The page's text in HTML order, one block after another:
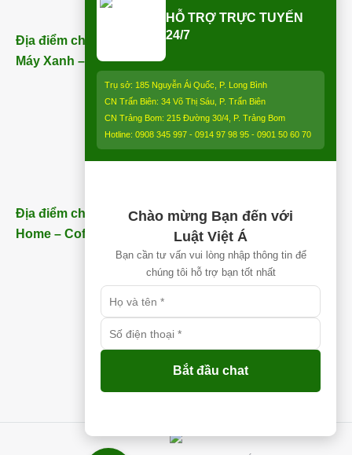
Địa điểm chi nhánh Trảng Bom (ngay bên cạnh Điện
Máy Xanh – Trảng Bom) – ĐT:
Địa điểm chi nhánh Nhơn Trạch (Gần Thăng Long
Home – Coffee) – ĐT:
0913 850 997
HỖ TRỢ TRỰC TUYẾN
24/7
Trụ sở: 185 Nguyễn Ái Quốc, P. Long Bình
CN Trấn Biên: 34 Võ Thị Sáu, P. Trấn Biên
CN Trảng Bom: 215 Đường 30/4, P. Trảng Bom
Hotline: 0908 345 997 - 0914 97 98 95 - 0901 50 60 70
Chào mừng Bạn đến với
Luật Việt Á
Bạn cần tư vấn vui lòng nhập thông tin để
chúng tôi hỗ trợ bạn tốt nhất
Bắt đầu chat